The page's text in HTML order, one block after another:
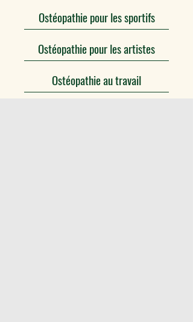
Ostéopathie pour les sportifs
Ostéopathie pour les artistes
Ostéopathie au travail